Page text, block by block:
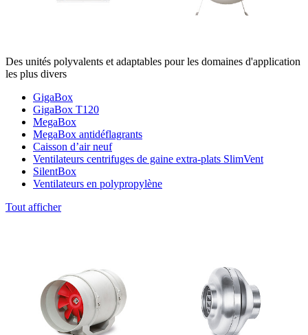
Des unités polyvalents et adaptables pour les domaines d'application
les plus divers
GigaBox
GigaBox T120
MegaBox
MegaBox antidéflagrants
Caisson d’air neuf
Ventilateurs centrifuges de gaine extra-plats SlimVent
SilentBox
Ventilateurs en polypropylène
Tout afficher